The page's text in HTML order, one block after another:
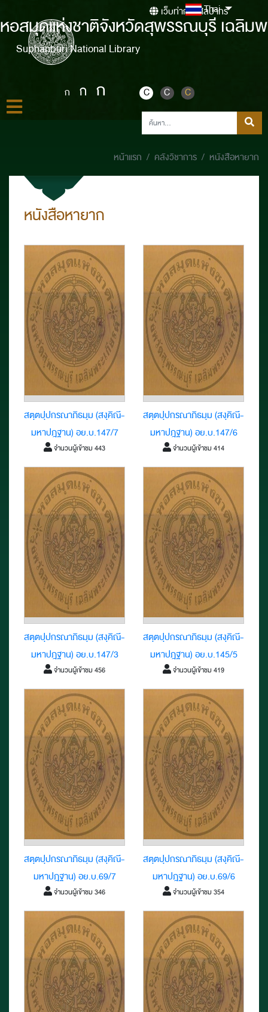
หอสมุดแห่งชาติจังหวัดสุพรรณบุรี เฉลิมพ
Suphanburi National Library
เว็บท่ากรมศิลปากร
Thai
ก ก ก C C C
หน้าแรก คลังวิชาการ หนังสือหายาก
หนังสือหายาก
สตฺตปฺปกรณาภิธมฺม (สงฺคิณี-
มหาปฎฐาน) อย.บ.147/7
จำนวนผู้เข้าชม 443
สตฺตปฺปกรณาภิธมฺม (สงฺคิณี-
มหาปฎฐาน) อย.บ.147/6
จำนวนผู้เข้าชม 414
สตฺตปฺปกรณาภิธมฺม (สงฺคิณี-
มหาปฎฐาน) อย.บ.147/3
จำนวนผู้เข้าชม 456
สตฺตปฺปกรณาภิธมฺม (สงฺคิณี-
มหาปฎฐาน) อย.บ.145/5
จำนวนผู้เข้าชม 419
สตฺตปฺปกรณาภิธมฺม (สงฺคิณี-
มหาปฎฐาน) อย.บ.69/7
จำนวนผู้เข้าชม 346
สตฺตปฺปกรณาภิธมฺม (สงฺคิณี-
มหาปฎฐาน) อย.บ.69/6
จำนวนผู้เข้าชม 354